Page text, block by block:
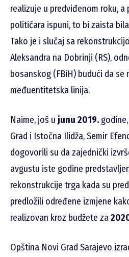
realizuje u predviđenom roku,
političara ispuni, to bi zaista
Tako je i slučaj sa
Aleksandra na Dobrinji (RS),
bosanskog (FBiH) budući da
međuentitetska linija.
Naime, još u junu 2019.
Grad i Istočna Ilidža, Semir
dogovorili su da zajednički
avgustu iste godine
rekonstrukcije trga kada su
predložili određene izmjene
realizovan kroz budžete za
Opština Novi Grad Sarajevo